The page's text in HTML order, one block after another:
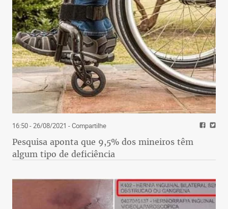
16:50 - 26/08/2021 - Compartilhe
Pesquisa aponta que 9,5% dos mineiros têm
algum tipo de deficiência